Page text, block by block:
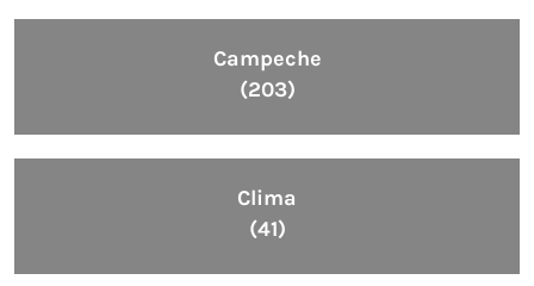
Campeche
(203)
Clima
(41)